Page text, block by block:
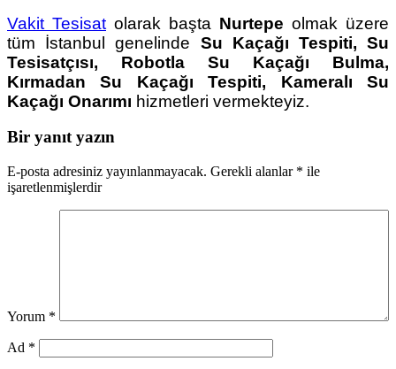
Vakit Tesisat olarak başta Nurtepe olmak üzere
tüm İstanbul genelinde Su Kaçağı Tespiti, Su
Tesisatçısı, Robotla Su Kaçağı Bulma,
Kırmadan Su Kaçağı Tespiti, Kameralı Su
Kaçağı Onarımı hizmetleri vermekteyiz.
Bir yanıt yazın
E-posta adresiniz yayınlanmayacak. Gerekli alanlar * ile
işaretlenmişlerdir
Yorum *
Ad *